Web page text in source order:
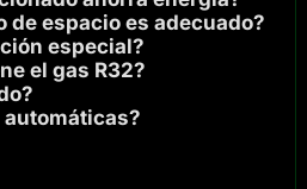
de espacio es adecuado?
especial?
el gas R32?